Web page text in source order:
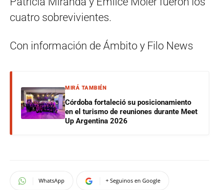
cuatro sobrevivientes.
Con información de Ámbito y Filo News
MIRÁ TAMBIÉN
Córdoba fortaleció su posicionamiento
en el turismo de reuniones durante Meet
Up Argentina 2026
WhatsApp + Seguinos en Google